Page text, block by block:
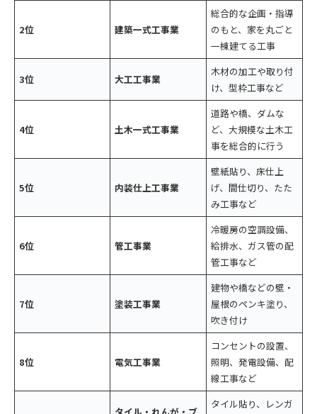
2位 建築一式工事業
総合的な企画・指導
のもと、家を丸ごと
一棟建てる工事
3位 大工工事業
木材の加工や取り付
け、型枠工事など
4位 土木一式工事業
道路や橋、ダムな
ど、大規模な土木工
事を総合的に行う
5位 内装仕上工事業
壁紙貼り、床仕上
げ、間仕切り、たた
み工事など
6位 管工事業
冷暖房の空調設備、
給排水、ガス管の配
管工事など
7位 塗装工事業
建物や橋などの壁・
屋根のペンキ塗り、
吹き付け
8位 電気工事業
コンセントの設置、
照明、発電設備、配
線工事など
タイル貼り、レンガ